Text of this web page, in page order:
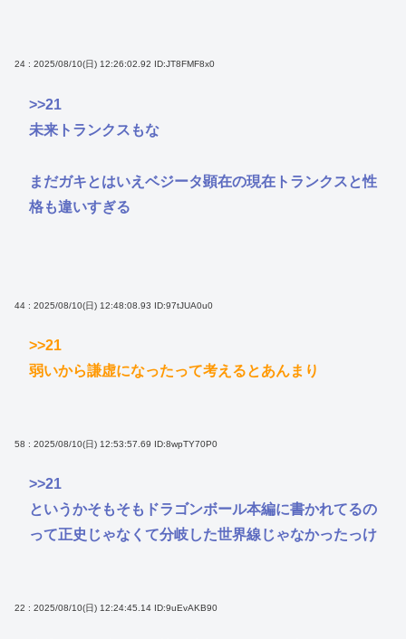
24 : 2025/08/10(日) 12:26:02.92 ID:JT8FMF8x0
>>21
未来トランクスもな
まだガキとはいえベジータ顕在の現在トランクスと性
格も違いすぎる
44 : 2025/08/10(日) 12:48:08.93 ID:97tJUA0u0
>>21
弱いから謙虚になったって考えるとあんまり
58 : 2025/08/10(日) 12:53:57.69 ID:8wpTY70P0
>>21
というかそもそもドラゴンボール本編に書かれてるの
って正史じゃなくて分岐した世界線じゃなかったっけ
22 : 2025/08/10(日) 12:24:45.14 ID:9uEvAKB90